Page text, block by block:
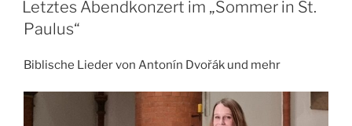
Letztes Abendkonzert im „Sommer in St.
Paulus“
Biblische Lieder von Antonín Dvořák und mehr